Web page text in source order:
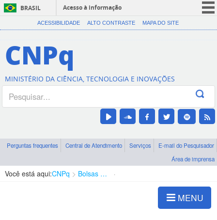
BRASIL
Acesso à informação
CORONAVÍRUS (COVID-19)
Canais
ACESSIBILIDADE ALTO CONTRASTE MAPA DO SITE
CNPq
MINISTÉRIO DA CIÊNCIA, TECNOLOGIA E INOVAÇÕES
Perguntas frequentes Central de Atendimento Serviços
E-mail do Pesquisador
Área de imprensa
Você está aqui:CNPq Bolsas e Auxílios Vigentes
MENU